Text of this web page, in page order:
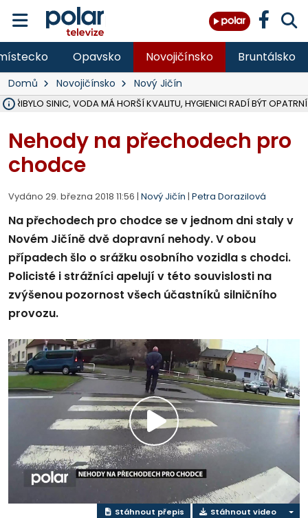
Opavsko Novojičínsko Bruntálsko
Domů Novojičínsko Nový Jičín
PŘIBYLO SINIC, VODA MÁ HORŠÍ KVALITU, HYGIENICI RADÍ BÝT OPATRNÍ
Nehody na přechodech pro
chodce
Vydáno 29. března 2018 11:56 | Nový Jičín | Petra Dorazilová
Na přechodech pro chodce se v jednom dni staly v
Novém Jičíně dvě dopravní nehody. V obou
případech šlo o srážku osobního vozidla s chodci.
Policisté i strážníci apelují v této souvislosti na
zvýšenou pozornost všech účastníků silničního
provozu.
Přehrát
video
Stáhnout přepis Stáhnout video